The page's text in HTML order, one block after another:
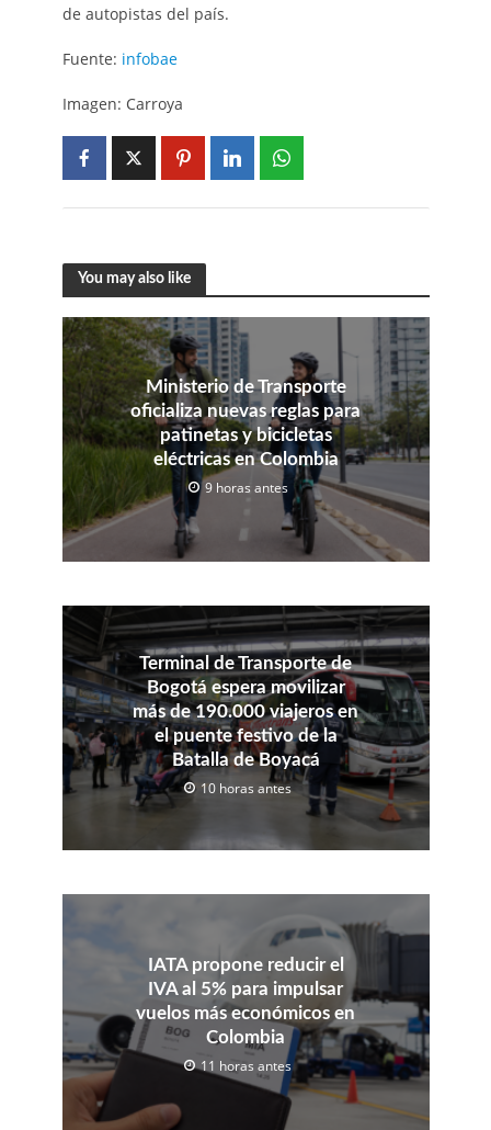
de autopistas del país.
Fuente: infobae
Imagen: Carroya
You may also like
Ministerio de Transporte
oficializa nuevas reglas para
patinetas y bicicletas
eléctricas en Colombia
9 horas antes
Terminal de Transporte de
Bogotá espera movilizar
más de 190.000 viajeros en
el puente festivo de la
Batalla de Boyacá
10 horas antes
IATA propone reducir el
IVA al 5% para impulsar
vuelos más económicos en
Colombia
11 horas antes